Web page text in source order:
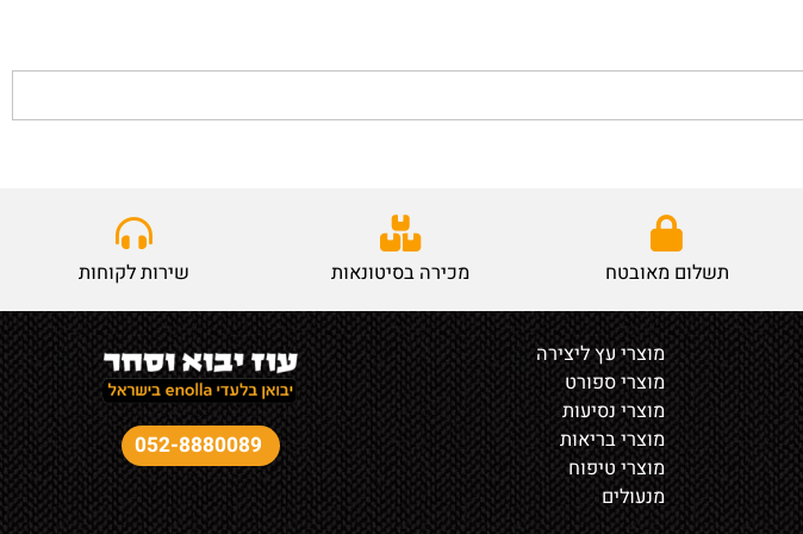
תשלום מאובטח מכירה בסיטונאות שירות לקוחות
מוצרי עץ ליצירה
מוצרי ספורט
מוצרי נסיעות
מוצרי בריאות
052-8880089